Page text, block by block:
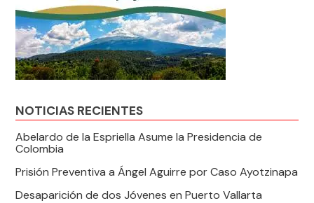
NOTICIAS RECIENTES
Abelardo de la Espriella Asume la Presidencia de
Colombia
Prisión Preventiva a Ángel Aguirre por Caso Ayotzinapa
Desaparición de dos Jóvenes en Puerto Vallarta